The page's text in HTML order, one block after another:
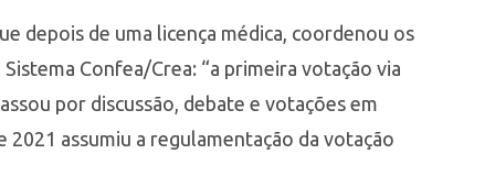
depois de uma licença médica, coordenou os
Confea/Crea: “a primeira votação via
por discussão, debate e votações em
2021 assumiu a regulamentação da votação